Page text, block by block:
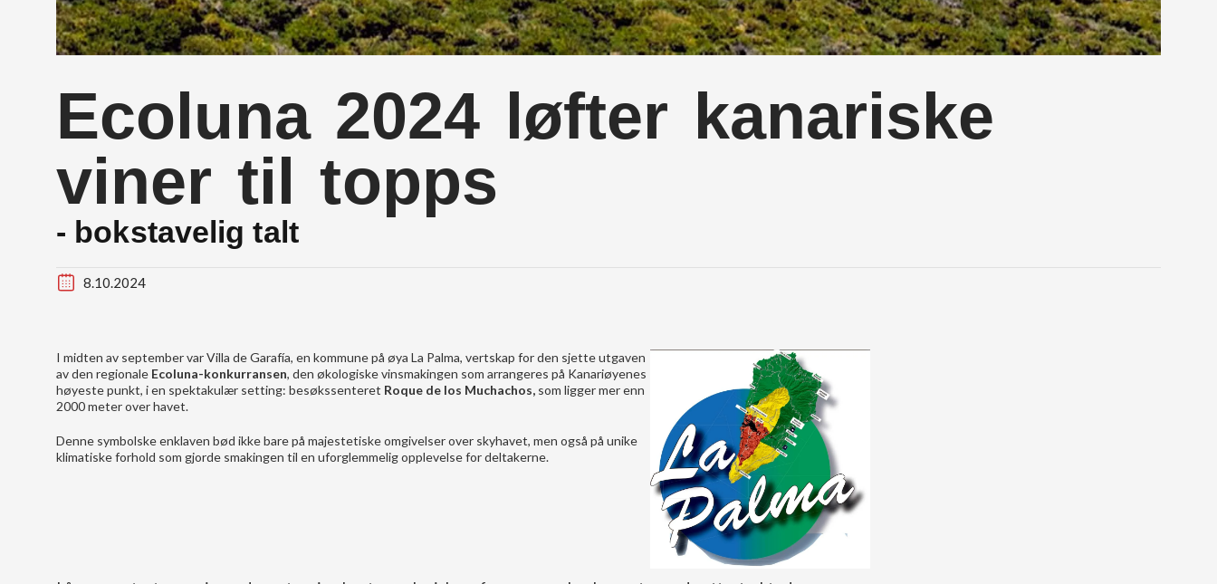
Ecoluna 2024 løfter kanariske
viner til topps
- bokstavelig talt
8.10.2024
I midten av september var Villa de Garafía, en kommune på øya La Palma, vertskap for den sjette utgaven
av den regionale Ecoluna-konkurransen, den økologiske vinsmakingen som arrangeres på Kanariøyenes
høyeste punkt, i en spektakulær setting: besøkssenteret Roque de los Muchachos, som ligger mer enn
2000 meter over havet.
Denne symbolske enklaven bød ikke bare på majestetiske omgivelser over skyhavet, men også på unike
klimatiske forhold som gjorde smakingen til en uforglemmelig opplevelse for deltakerne.